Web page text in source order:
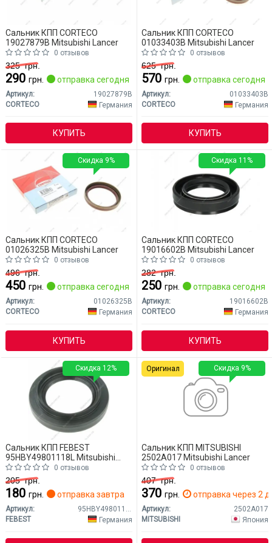
Сальник КПП CORTECO
19027879B Mitsubishi Lancer
0 отзывов
325грн.
290 грн. отправка сегодня
Артикул:
19027879B
CORTECO
Германия
КУПИТЬ
Сальник КПП CORTECO
01033403B Mitsubishi Lancer
0 отзывов
625грн.
570 грн. отправка сегодня
Артикул:
01033403B
CORTECO
Германия
КУПИТЬ
Сальник КПП CORTECO
01026325B Mitsubishi Lancer
0 отзывов
496грн.
450 грн. отправка сегодня
Артикул:
01026325B
CORTECO
Германия
КУПИТЬ
Скидка 9%
Сальник КПП CORTECO
19016602B Mitsubishi Lancer
0 отзывов
282грн.
250 грн. отправка сегодня
Артикул:
19016602B
CORTECO
Германия
КУПИТЬ
Скидка 11%
Сальник КПП FEBEST
95HBY49801118L Mitsubishi
Lancer
0 отзывов
205грн.
180 грн. отправка завтра
Артикул:
95HBY49801118L
FEBEST
Германия
Скидка 12%
Сальник КПП MITSUBISHI
2502A017 Mitsubishi Lancer
0 отзывов
407грн.
370 грн. отправка через 2
Артикул:
2502A017
MITSUBISHI
Япония
Скидка 9%
Оригинал